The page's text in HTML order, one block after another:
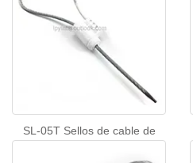
SL-05T Sellos de cable de